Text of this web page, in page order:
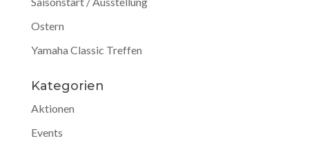
Ostern
Yamaha Classic Treffen
Kategorien
Aktionen
Events